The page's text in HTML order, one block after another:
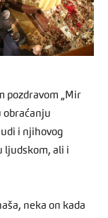
pozdravom „Mir
obraćanju
i njihovog
ljudskom, ali i
neka on kada